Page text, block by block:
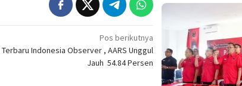
Pos berikutnya
Indonesia Observer , AARS Unggul
Jauh 54.84 Persen